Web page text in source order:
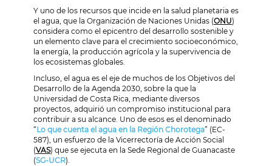
Y uno de los recursos que incide en la salud planetaria es
el agua, que la Organización de Naciones Unidas (ONU)
considera como el epicentro del desarrollo sostenible y
un elemento clave para el crecimiento socioeconómico,
la energía, la producción agrícola y la supervivencia de
los ecosistemas globales.
Incluso, el agua es el eje de muchos de los Objetivos del
Desarrollo de la Agenda 2030, sobre la que la
Universidad de Costa Rica, mediante diversos
proyectos, adquirió un compromiso institucional para
contribuir a su alcance. Uno de esos es el denominado
“Lo que cuenta el agua en la Región Chorotega” (EC-
587), un esfuerzo de la Vicerrectoría de Acción Social
(VAS) que se ejecuta en la Sede Regional de Guanacaste
(SG-UCR).